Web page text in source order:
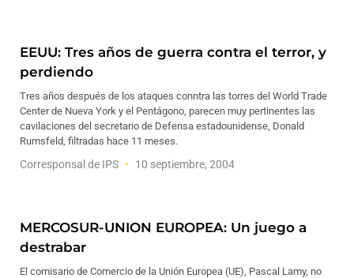
EEUU: Tres años de guerra contra el terror, y
perdiendo
Tres años después de los ataques conntra las torres del World Trade
Center de Nueva York y el Pentágono, parecen muy pertinentes las
cavilaciones del secretario de Defensa estadounidense, Donald
Rumsfeld, filtradas hace 11 meses.
Corresponsal de IPS 10 septiembre, 2004
MERCOSUR-UNION EUROPEA: Un juego a
destrabar
El comisario de Comercio de la Unión Europea (UE), Pascal Lamy, no